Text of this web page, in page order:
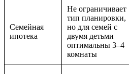
Семейная
ипотека
Не ограничивает
тип планировки,
но для семей с
двумя детьми
оптимальны 3–4
комнаты